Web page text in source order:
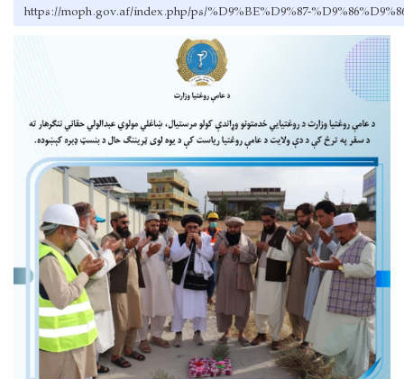
https://moph.gov.af/index.php/ps/%D9%BE%D9%87-